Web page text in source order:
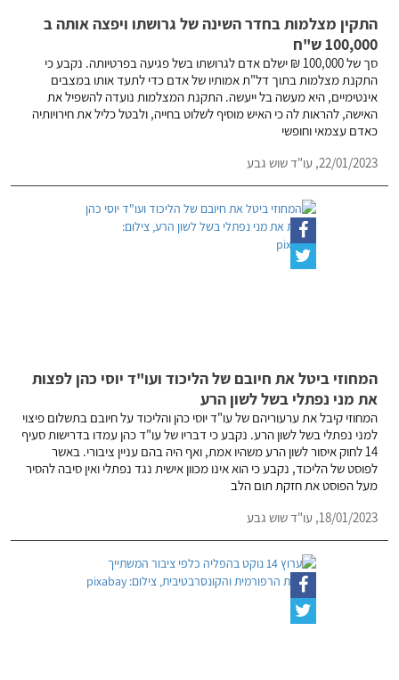
התקין מצלמות בחדר השינה של גרושתו ויפצה אותה ב
100,000 ש"ח
סך של 100,000 ₪ ישלם אדם לגרושתו בשל פגיעה בפרטיותה. נקבע כי
התקנת מצלמות בתוך דל"ת אמותיו של אדם כדי לתעד אותו במצבים
אינטימיים, היא מעשה בל ייעשה. התקנת המצלמות נועדה להשפיל את
האישה, להראות לה כי האיש מוסיף לשלוט בחייה, ולבטל כליל את חירויותיה
כאדם עצמאי וחופשי
22/01/2023, עו"ד שוש גבע
המחוזי ביטל את חיובם של הליכוד ועו"ד יוסי כהן לפצות
את מני נפתלי בשל לשון הרע
המחוזי קיבל את ערעוריהם של עו"ד יוסי כהן והליכוד על חיובם בתשלום פיצוי
למני נפתלי בשל לשון הרע. נקבע כי דבריו של עו"ד כהן עמדו בדרישות סעיף
14 לחוק איסור לשון הרע משהיו אמת, ואף היה בהם עניין ציבורי. באשר
לפוסט של הליכוד, נקבע כי הוא אינו מכוון אישית נגד נפתלי ואין סיבה להסיר
מעל הפוסט את חזקת תום הלב
18/01/2023, עו"ד שוש גבע